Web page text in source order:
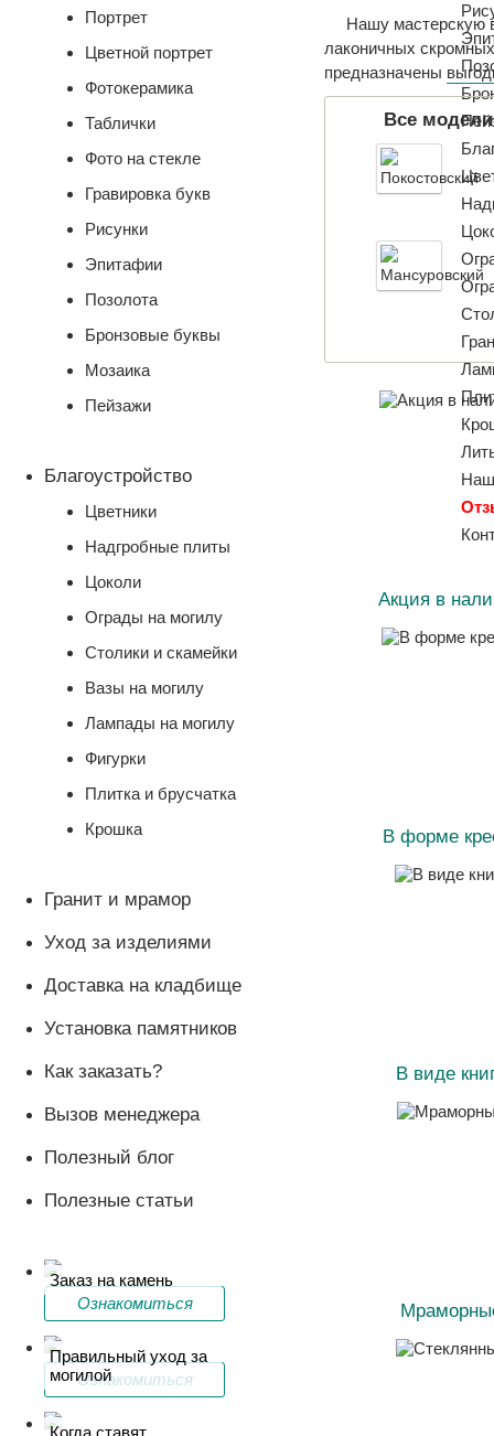
Портрет
Цветной портрет
Фотокерамика
Таблички
Фото на стекле
Гравировка букв
Рисунки
Эпитафии
Позолота
Бронзовые буквы
Мозаика
Пейзажи
Благоустройство
Цветники
Надгробные плиты
Цоколи
Ограды на могилу
Столики и скамейки
Вазы на могилу
Лампады на могилу
Фигурки
Плитка и брусчатка
Крошка
Гранит и мрамор
Уход за изделиями
Доставка на кладбище
Установка памятников
Как заказать?
Вызов менеджера
Полезный блог
Полезные статьи
Заказ на камень
Ознакомиться
Правильный уход за
могилой
Ознакомиться
Когда ставят
Нашу мастерскую
лаконичных
предназначены
Все
Акция в
В форме
В виде